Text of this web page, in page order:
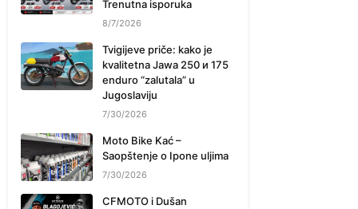
Trenutna isporuka
8/7/2026
Tvigijeve priče: kako je
kvalitetna Jawa 250 и 175
enduro “zalutala” u
Jugoslaviju
7/30/2026
Moto Bike Kać –
Saopštenje o Ipone uljima
7/30/2026
CFMOTO i Dušan